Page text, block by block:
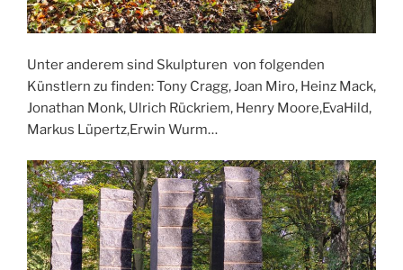
Unter anderem sind Skulpturen von folgenden
Künstlern zu finden: Tony Cragg, Joan Miro, Heinz Mack,
Jonathan Monk, Ulrich Rückriem, Henry Moore,EvaHild,
Markus Lüpertz,Erwin Wurm…